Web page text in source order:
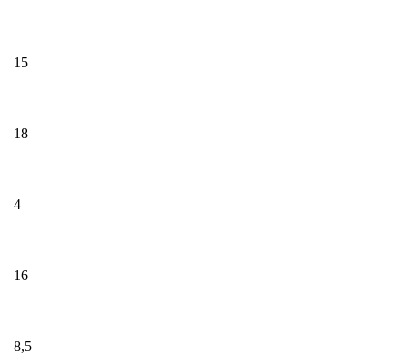
15
18
4
16
8,5